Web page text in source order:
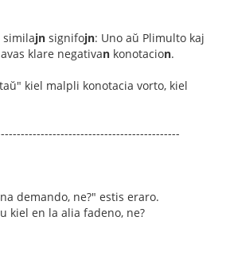
similajn signifojn: Uno aŭ Plimulto kaj
klare negativan konotacion.
kiel malpli konotacia vorto, kiel
demando, ne?" estis eraro.
kiel en la alia fadeno, ne?